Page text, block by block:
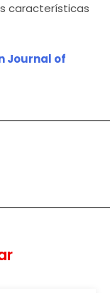
características
Journal of